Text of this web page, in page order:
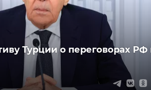
Турции о переговорах РФ